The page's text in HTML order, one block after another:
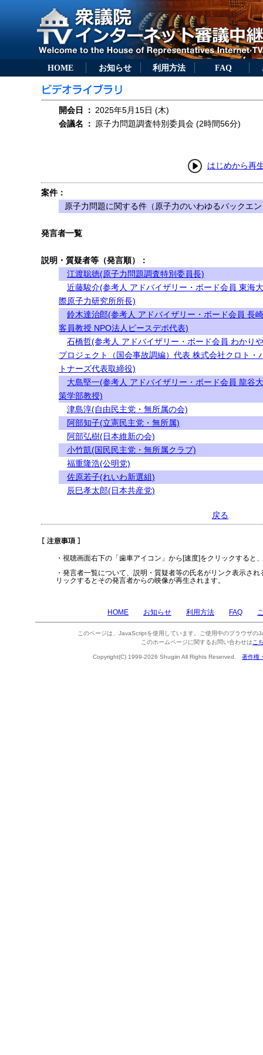
HOME お知らせ 利用方法 FAQ
開会日 ： 2025年5月15日 (木)
会議名
： 原子力問題調査特別委員会 (2時間56分)
はじめから再
案件：
原子力問題に関する件（原子力のいわゆるバックエ
発言者一覧
説明・質疑者等（発言順）：
江渡聡徳(原子力問題調査特別委員長)
近藤駿介(参考人 アドバイザリー・ボード会員 東海
際原子力研究所所長)
鈴木達治郎(参考人 アドバイザリー・ボード会員 長
客員教授 NPO法人ピースデポ代表)
石橋哲(参考人 アドバイザリー・ボード会員 わかり
プロジェクト（国会事故調編）代表 株式会社クロト・
トナーズ代表取締役)
大島堅一(参考人 アドバイザリー・ボード会員 龍谷
策学部教授)
津島淳(自由民主党・無所属の会)
阿部知子(立憲民主党・無所属)
阿部弘樹(日本維新の会)
小竹凱(国民民主党・無所属クラブ)
福重隆浩(公明党)
佐原若子(れいわ新選組)
辰巳孝太郎(日本共産党)
戻る
・視聴画面右下の「歯車アイコン」から[速度]をクリックすると
・発言者一覧について、説明・質疑者等の氏名がリンク表示さ
リックするとその発言者からの映像が再生されます。
HOME お知らせ 利用方法 FAQ
このページは、JavaScriptを使用しています。ご使用中のブラウザの
このホームページに関するお問い合わせは こ
Copyright(C) 1999-2026 Shugiin All Rights Reserved. 著作権